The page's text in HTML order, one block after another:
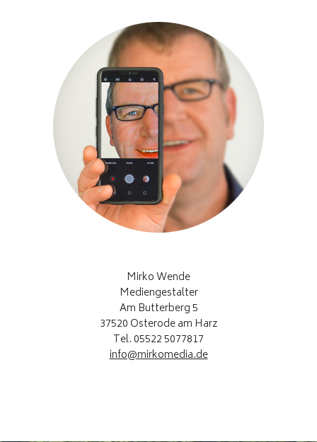
Mirko Wende
Mediengestalter
Am Butterberg 5
37520 Osterode am Harz
Tel. 05522 5077817
info@mirkomedia.de